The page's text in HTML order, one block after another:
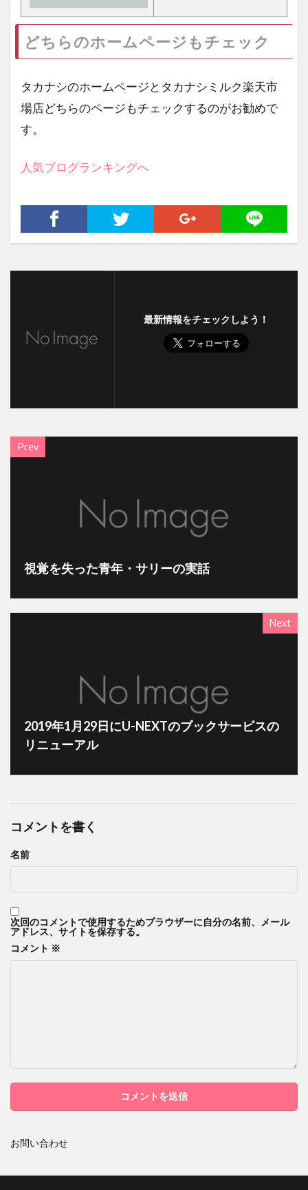
どちらのホームページもチェック
タカナシのホームページとタカナシミルク楽天市
場店どちらのページもチェックするのがお勧めで
す。
人気ブログランキングへ
最新情報をチェックしよう！
Prev
視覚を失った青年・サリーの実話
Next
2019年1月29日にU-NEXTのブックサービスの
リニューアル
コメントを書く
名前
次回のコメントで使用するためブラウザーに自分の名前、メール
アドレス、サイトを保存する。
コメント ※
お問い合わせ